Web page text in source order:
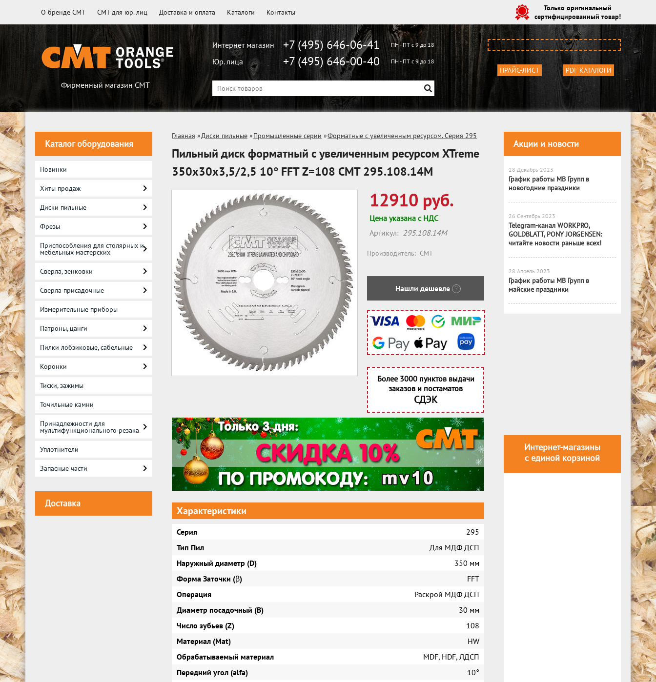
О бренде CMT CMT для юр. лиц Доставка и оплата Каталоги Контакты
Только оригинальный
сертифицированный товар!
Фирменный магазин CMT
Интернет магазин +7 (495) 646-06-41 ПН - ПТ с 9 до 18
Юр. лица +7 (495) 646-00-40 ПН - ПТ с 9 до 18
ПРАЙС-ЛИСТ PDF КАТАЛОГИ
Каталог оборудования
Новинки
Хиты продаж
Диски пильные
Фрезы
Приспособления для столярных и
мебельных мастерских
Сверла, зенковки
Сверла присадочные
Измерительные приборы
Патроны, цанги
Пилки лобзиковые, сабельные
Коронки
Тиски, зажимы
Точильные камни
Принадлежности для
мультифункционального резака
Уплотнители
Запасные части
Доставка
Главная »Диски пильные »Промышленные серии »Форматные с увеличенным ресурсом. Серия 295
Пильный диск форматный с увеличенным ресурсом XTreme
350x30x3,5/2,5 10° FFT Z=108 CMT 295.108.14M
12910 руб.
Цена указана с НДС
Артикул: 295.108.14M
Производитель: CMT
Нашли дешевле ?
Более 3000 пунктов выдачи
заказов и постаматов
СДЭК
Характеристики
Серия
295
Тип Пил
Для МДФ ДСП
Наружный диаметр (D)
350 мм
Форма Заточки (β)
FFT
Операция
Раскрой МДФ ДСП
Диаметр посадочный (B)
30 мм
Число зубьев (Z)
108
Материал (Mat)
HW
Обрабатываемый материал
MDF, HDF, ЛДСП
Передний угол (alfa)
10°
Акции и новости
28 Декабрь 2023
График работы МВ Групп в
новогодние праздники
26 Сентябрь 2023
Telegram-канал WORKPRO,
GOLDBLATT, PONY JORGENSEN:
читайте новости раньше всех!
28 Апрель 2023
График работы МВ Групп в
майские праздники
Интернет-магазины
с единой корзиной